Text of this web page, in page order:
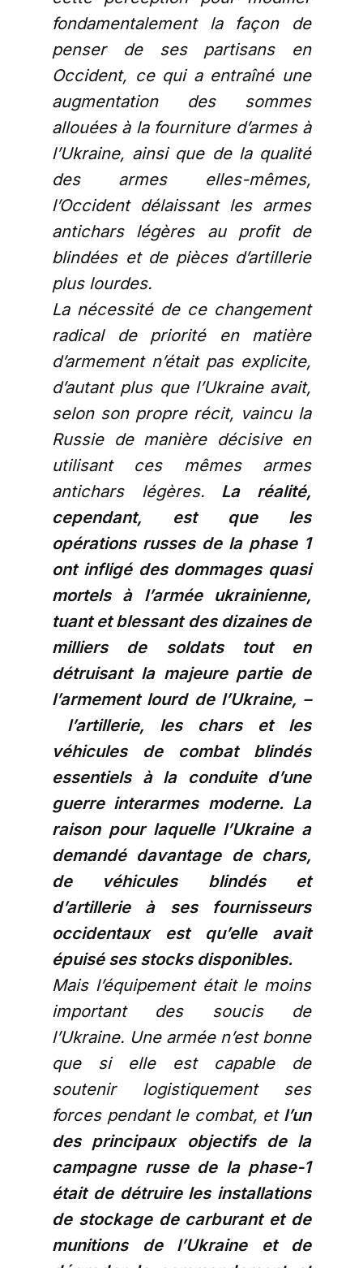
fondamentalement la façon de
penser de ses partisans en
Occident, ce qui a entraîné une
augmentation des sommes
allouées à la fourniture d’armes à
l’Ukraine, ainsi que de la qualité
des armes elles-mêmes,
l’Occident délaissant les armes
antichars légères au profit de
blindées et de pièces d’artillerie
plus lourdes.
La nécessité de ce changement
radical de priorité en matière
d’armement n’était pas explicite,
d’autant plus que l’Ukraine avait,
selon son propre récit, vaincu la
Russie de manière décisive en
utilisant ces mêmes armes
antichars légères. La réalité,
cependant, est que les
opérations russes de la phase 1
ont infligé des dommages quasi
mortels à l’armée ukrainienne,
tuant et blessant des dizaines de
milliers de soldats tout en
détruisant la majeure partie de
l’armement lourd de l’Ukraine, –
l’artillerie, les chars et les
véhicules de combat blindés
essentiels à la conduite d’une
guerre interarmes moderne. La
raison pour laquelle l’Ukraine a
demandé davantage de chars,
de véhicules blindés et
d’artillerie à ses fournisseurs
occidentaux est qu’elle avait
épuisé ses stocks disponibles.
Mais l’équipement était le moins
important des soucis de
l’Ukraine. Une armée n’est bonne
que si elle est capable de
soutenir logistiquement ses
forces pendant le combat, et l’un
des principaux objectifs de la
campagne russe de la phase-1
était de détruire les installations
de stockage de carburant et de
munitions de l’Ukraine et de